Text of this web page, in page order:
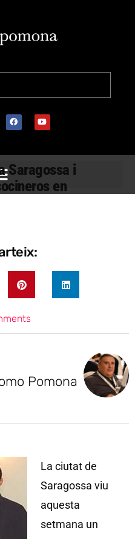
Saragossa i
en
Pomona
La ciutat de
Saragossa viu
aquesta
setmana un